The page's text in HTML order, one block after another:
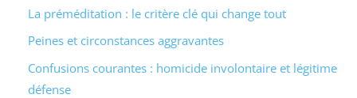
La préméditation : le critère clé qui change tout
Peines et circonstances aggravantes
Confusions courantes : homicide involontaire et légitime
défense